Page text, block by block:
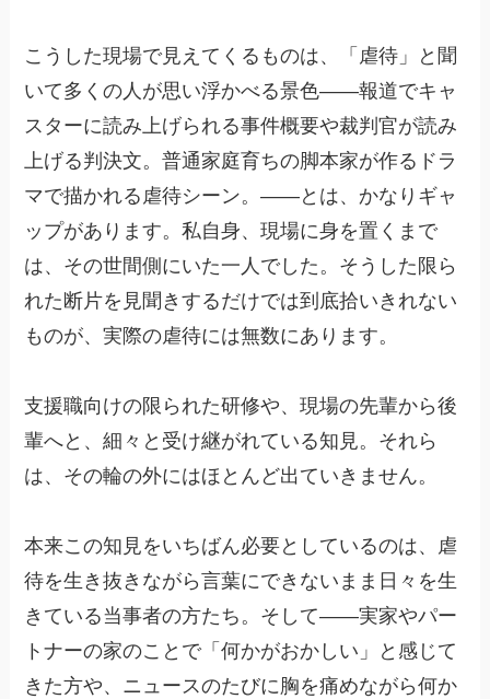
こうした現場で見えてくるものは、「虐待」と聞
いて多くの人が思い浮かべる景色——報道でキャ
スターに読み上げられる事件概要や裁判官が読み
上げる判決文。普通家庭育ちの脚本家が作るドラ
マで描かれる虐待シーン。——とは、かなりギャ
ップがあります。私自身、現場に身を置くまで
は、その世間側にいた一人でした。そうした限ら
れた断片を見聞きするだけでは到底拾いきれない
ものが、実際の虐待には無数にあります。
支援職向けの限られた研修や、現場の先輩から後
輩へと、細々と受け継がれている知見。それら
は、その輪の外にはほとんど出ていきません。
本来この知見をいちばん必要としているのは、虐
待を生き抜きながら言葉にできないまま日々を生
きている当事者の方たち。そして——実家やパー
トナーの家のことで「何かがおかしい」と感じて
きた方や、ニュースのたびに胸を痛めながら何か